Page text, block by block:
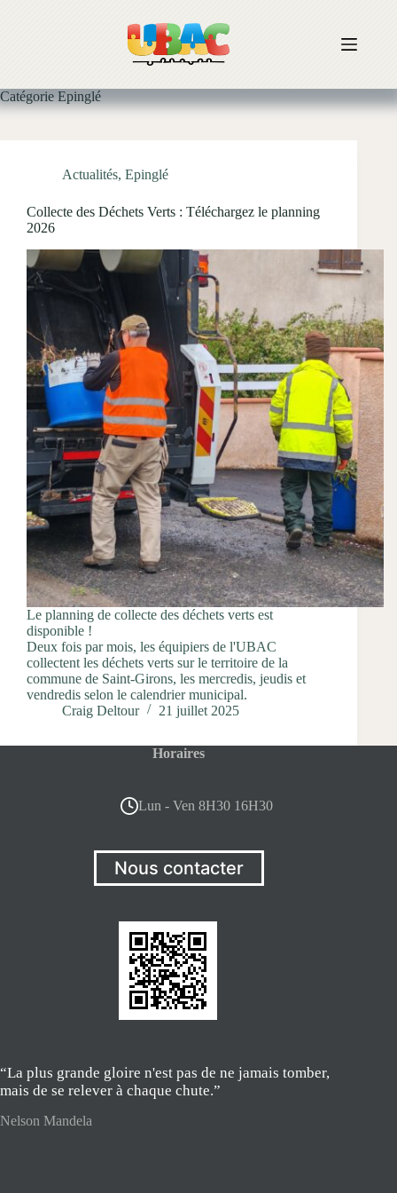
Catégorie Epinglé
Actualités, Epinglé
Collecte des Déchets Verts : Téléchargez le planning
2026
Le planning de collecte des déchets verts est
disponible !
Deux fois par mois, les équipiers de l'UBAC
collectent les déchets verts sur le territoire de la
commune de Saint-Girons, les mercredis, jeudis et
vendredis selon le calendrier municipal.
Craig Deltour
21 juillet 2025
Horaires
Lun - Ven 8H30 16H30
Nous contacter
“La plus grande gloire n'est pas de ne jamais tomber,
mais de se relever à chaque chute.”
Nelson Mandela